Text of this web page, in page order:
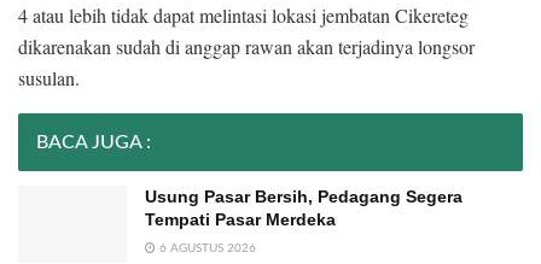
4 atau lebih tidak dapat melintasi lokasi jembatan Cikereteg
dikarenakan sudah di anggap rawan akan terjadinya longsor
susulan.
BACA JUGA :
Usung Pasar Bersih, Pedagang Segera
Tempati Pasar Merdeka
6 AGUSTUS 2026